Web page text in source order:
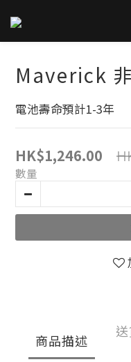
Maverick
電池壽命預計1-3年
HK$1,246.00
數量
商品描述